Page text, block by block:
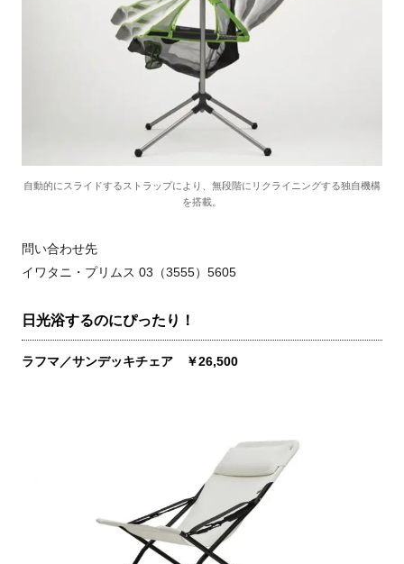
自動的にスライドするストラップにより、無段階にリクライニングする独自機構
を搭載。
問い合わせ先
イワタニ・プリムス 03（3555）5605
日光浴するのにぴったり！
ラフマ／サンデッキチェア ￥26,500